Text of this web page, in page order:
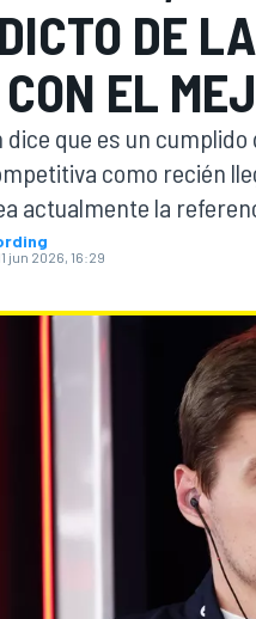
MOTO
SPORTSCAR
DE
EL
que es un
como recién
actualmente la
jun 2026, 16:29